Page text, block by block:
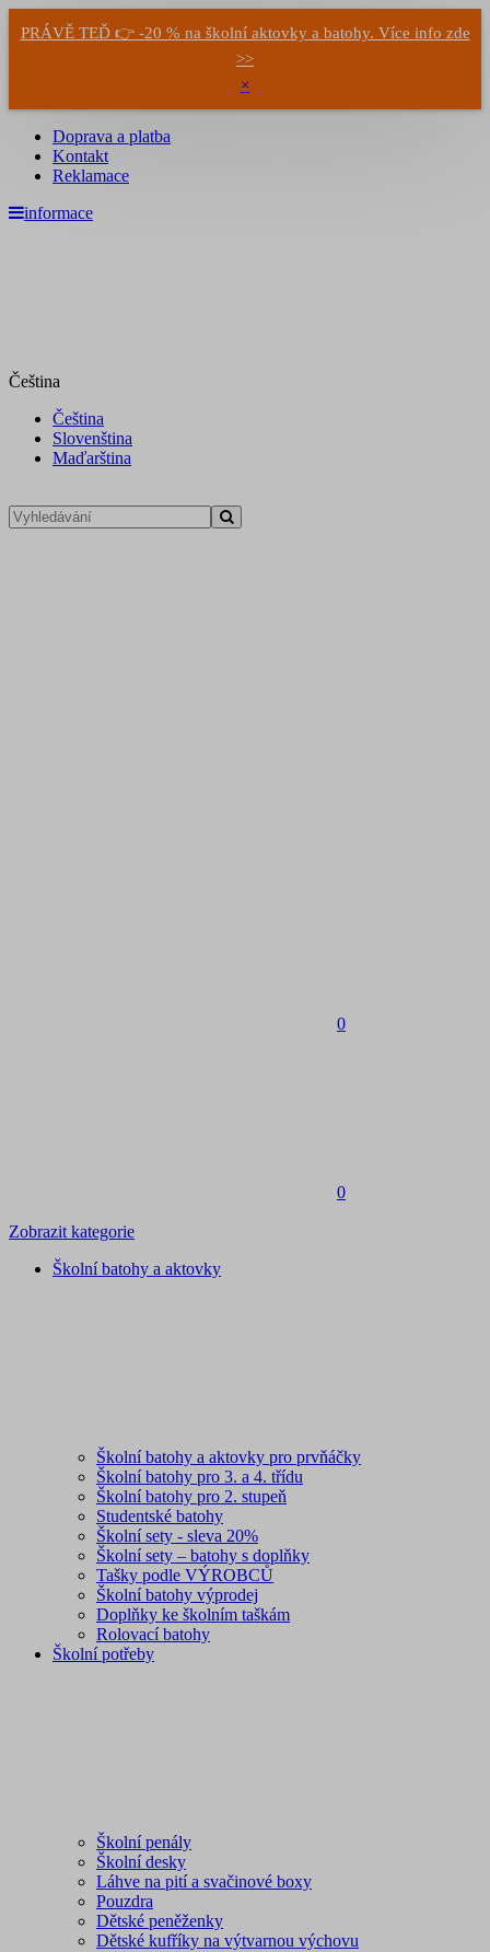
PRÁVĚ TEĎ 👉 -20 % na školní aktovky a batohy. Více info zde
>>
×
Doprava a platba
Kontakt
Reklamace
informace
Čeština
Čeština
Slovenština
Maďarština
0
0
Zobrazit kategorie
Školní batohy a aktovky
Školní batohy a aktovky pro prvňáčky
Školní batohy pro 3. a 4. třídu
Školní batohy pro 2. stupeň
Studentské batohy
Školní sety - sleva 20%
Školní sety – batohy s doplňky
Tašky podle VÝROBCŮ
Školní batohy výprodej
Doplňky ke školním taškám
Rolovací batohy
Školní potřeby
Školní penály
Školní desky
Láhve na pití a svačinové boxy
Pouzdra
Dětské peněženky
Dětské kufříky na výtvarnou výchovu